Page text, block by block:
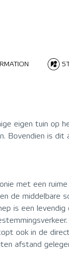
eigen tuin op
Bovendien is dit
met een ruime
de middelbare
is een
ook in de
afstand